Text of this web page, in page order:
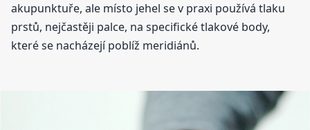
akupunktuře, ale místo jehel se v praxi používá tlaku
prstů, nejčastěji palce, na specifické tlakové body,
které se nacházejí poblíž meridiánů.